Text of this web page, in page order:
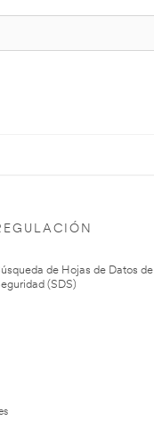
de Hojas de Datos de
(SDS)